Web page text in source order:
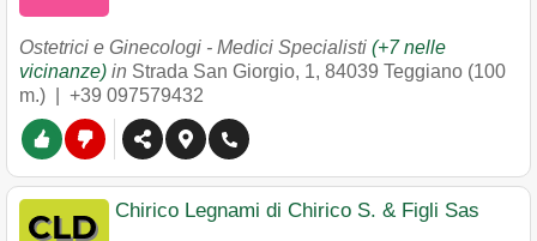
Ostetrici e Ginecologi - Medici Specialisti (+7 nelle
vicinanze) in Strada San Giorgio, 1, 84039 Teggiano (100
m.) | +39 097579432
Chirico Legnami di Chirico S. & Figli Sas